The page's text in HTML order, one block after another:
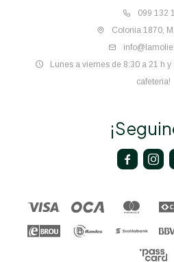
099 132
Colonia 1870,
Lunes a viernes de 8:30 a 21 h y
cafetería!
 